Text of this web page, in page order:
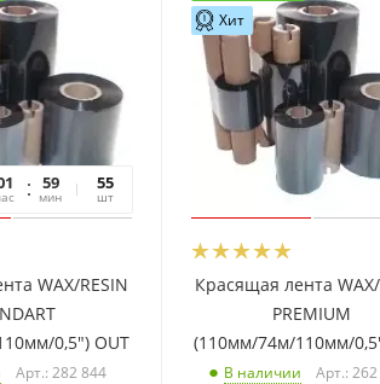
59
мин
01
сек
55
шт
WAX/RESIN
0,5") OUT
Арт.: 282 844
Хит
Красящая лента WAX/
PREMIUM
(110мм/74м/110мм/
В наличии Арт.: